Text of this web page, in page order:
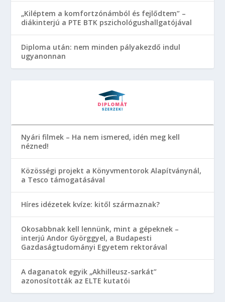
„Kiléptem a komfortzónámból és fejlődtem” –
diákinterjú a PTE BTK pszichológushallgatójával
Diploma után: nem minden pályakezdő indul
ugyanonnan
Nyári filmek – Ha nem ismered, idén meg kell
nézned!
Közösségi projekt a Könyvmentorok Alapítványnál,
a Tesco támogatásával
Híres idézetek kvíze: kitől származnak?
Okosabbnak kell lennünk, mint a gépeknek –
interjú Andor Györggyel, a Budapesti
Gazdaságtudományi Egyetem rektorával
A daganatok egyik „Akhilleusz-sarkát”
azonosították az ELTE kutatói